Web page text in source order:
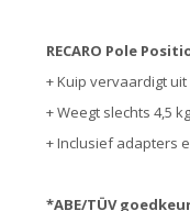
RECARO Pole
+ Kuip vervaardigt
+ Weegt slechts 4,5 kg
+ Inclusief adapters
*ABE/TÜV